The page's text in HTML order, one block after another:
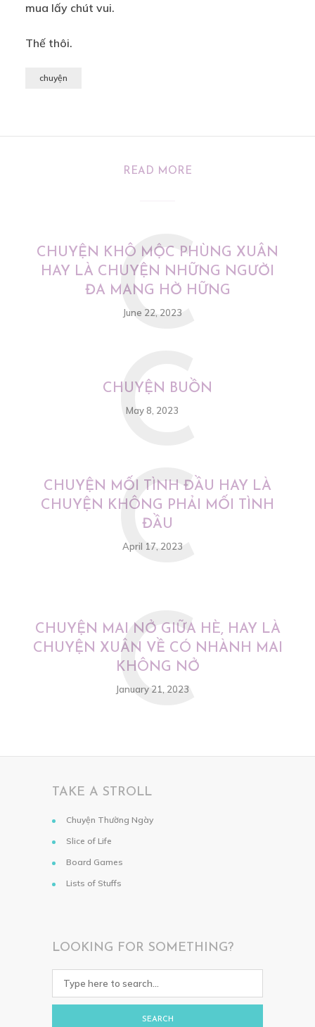
mua lấy chút vui.
Thế thôi.
chuyện
READ MORE
CHUYỆN KHÔ MỘC PHÙNG XUÂN
HAY LÀ CHUYỆN NHỮNG NGƯỜI
ĐA MANG HỜ HỮNG
June 22, 2023
C
CHUYỆN BUỒN
May 8, 2023
C
CHUYỆN MỐI TÌNH ĐẦU HAY LÀ
CHUYỆN KHÔNG PHẢI MỐI TÌNH
ĐẦU
April 17, 2023
C
CHUYỆN MAI NỞ GIỮA HÈ, HAY LÀ
CHUYỆN XUÂN VỀ CÓ NHÀNH MAI
KHÔNG NỞ
January 21, 2023
C
TAKE A STROLL
Chuyện Thường Ngày
Slice of Life
Board Games
Lists of Stuffs
LOOKING FOR SOMETHING?
SEARCH